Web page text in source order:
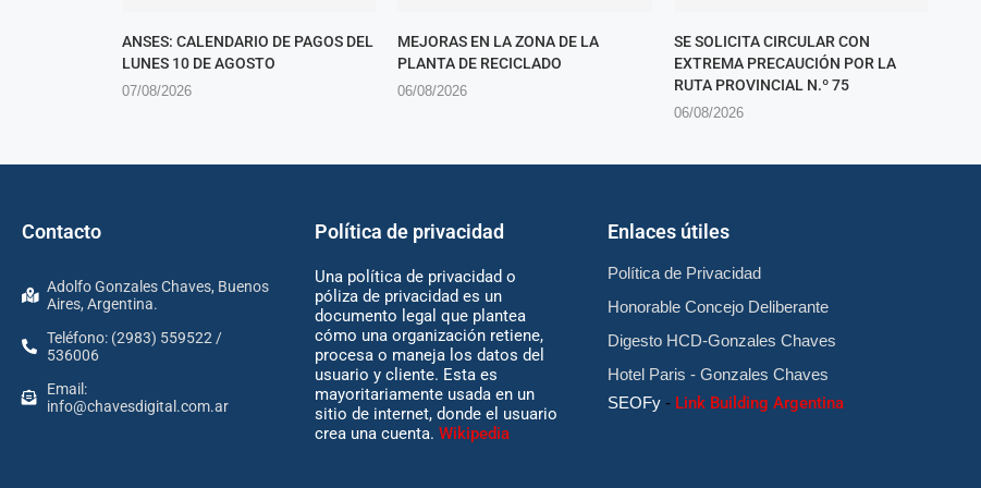
ANSES: CALENDARIO DE PAGOS DEL
LUNES 10 DE AGOSTO
07/08/2026
MEJORAS EN LA ZONA DE LA
PLANTA DE RECICLADO
06/08/2026
SE SOLICITA CIRCULAR CON
EXTREMA PRECAUCIÓN POR LA
RUTA PROVINCIAL N.º 75
06/08/2026
Contacto
Adolfo Gonzales Chaves, Buenos
Aires, Argentina.
Teléfono: (2983) 559522 /
536006
Email:
info@chavesdigital.com.ar
Política de privacidad
Una política de privacidad o
póliza de privacidad es un
documento legal que plantea
cómo una organización retiene,
procesa o maneja los datos del
usuario y cliente. Esta es
mayoritariamente usada en un
sitio de internet, donde el usuario
crea una cuenta. Wikipedia
Enlaces útiles
Política de Privacidad
Honorable Concejo Deliberante
Digesto HCD-Gonzales Chaves
Hotel Paris - Gonzales Chaves
SEOFy- Link Building Argentina